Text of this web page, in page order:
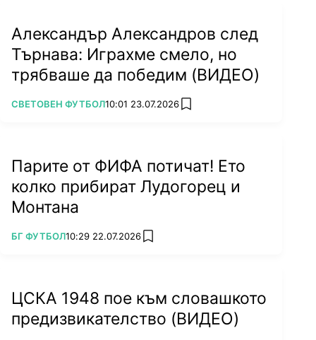
Александър Александров след
Търнава: Играхме смело, но
трябваше да победим (ВИДЕО)
ПОВЕЧЕ ОТ
СВЕТОВЕН ФУТБОЛ10:01 23.07.2026 add favorites
Парите от ФИФА потичат! Ето
колко прибират Лудогорец и
Монтана
ПОВЕЧЕ ОТ
БГ ФУТБОЛ10:29 22.07.2026 add favorites
ЦСКА 1948 пое към словашкото
предизвикателство (ВИДЕО)